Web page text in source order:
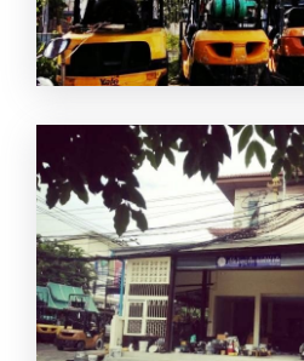
ให้เช่ารถฟอร์คลิฟท์